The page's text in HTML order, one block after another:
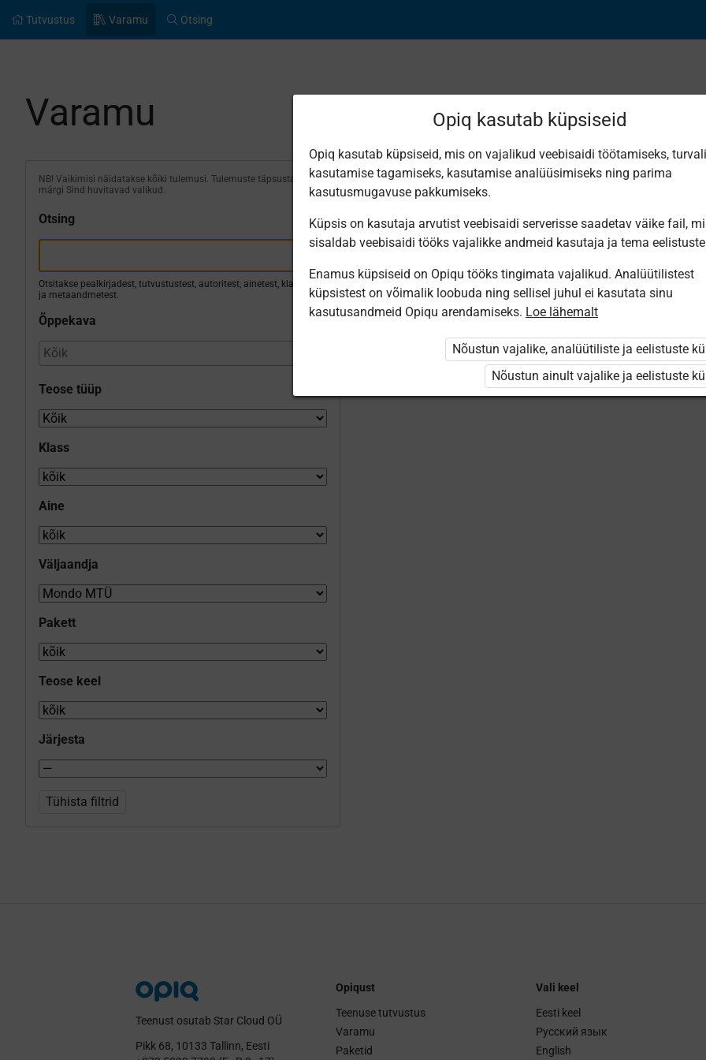
Tutvustus Varamu Otsing
Varamu
NB! Vaikimisi näidatakse kõiki tulemusi. Tulemuste täpsustamiseks
märgi Sind huvitavad valikud.
Otsing
Otsitakse pealkirjadest, tutvustustest, autoritest, ainetest, klassidest
ja metaandmetest.
Õppekava
Teose tüüp
Klass
Aine
Väljaandja
Pakett
Teose keel
Järjesta
Tühista filtrid
Leiti 1 vaste
Mondo MTÜ
GLOBALISEERUV
MAAILM
Teenust osutab Star Cloud OÜ
Pikk 68, 10133 Tallinn, Eesti
Opiqust
Teenuse tutvustus
Varamu
Paketid
Vali keel
Eesti keel
Русский язык
English
Opiq kasutab küpsiseid
Opiq kasutab küpsiseid, mis on vajalikud veebisaidi töötamiseks,
kasutamise tagamiseks, kasutamise analüüsimiseks ning parima
kasutusmugavuse pakkumiseks.
Küpsis on kasutaja arvutist veebisaidi serverisse saadetav väike fail,
sisaldab veebisaidi tööks vajalikke andmeid kasutaja ja tema
Enamus küpsiseid on Opiqu tööks tingimata vajalikud. Analüütilistest
küpsistest on võimalik loobuda ning sellisel juhul ei kasutata sinu
kasutusandmeid Opiqu arendamiseks. Loe lähemalt
Nõustun vajalike, analüütiliste ja eelistuste
Nõustun ainult vajalike ja eelistuste